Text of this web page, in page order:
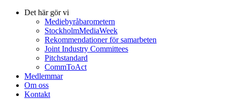
Det här gör vi
Mediebyråbarometern
StockholmMediaWeek
Rekommendationer för samarbeten
Joint Industry Committees
Pitchstandard
CommToAct
Medlemmar
Om oss
Kontakt